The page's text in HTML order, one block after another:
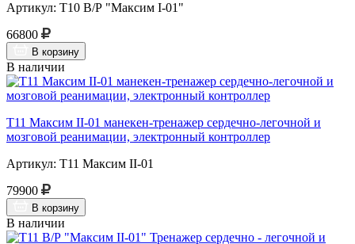
Артикул: Т10 В/Р "Максим I-01"
66800
В корзину
В наличии
Т11 Максим II-01 манекен-тренажер сердечно-легочной и
мозговой реанимации, электронный контроллер
Артикул: Т11 Максим II-01
79900
В корзину
В наличии